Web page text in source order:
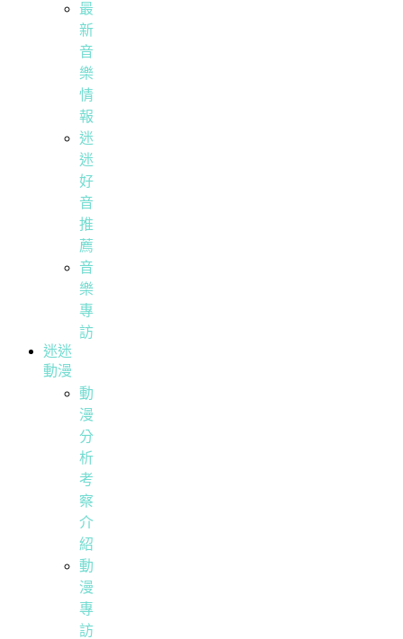
最
新
音
樂
情
報
迷
迷
好
音
推
薦
音
樂
專
訪
迷迷
動漫
動
漫
分
析
考
察
介
紹
動
漫
專
訪